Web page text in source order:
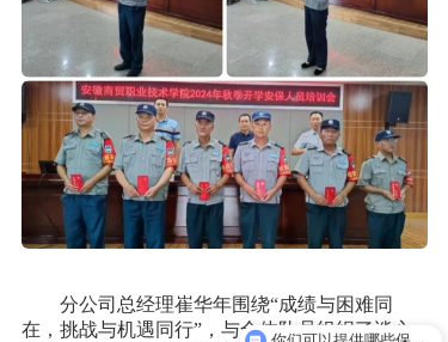
分公司总经理崔华年围绕“成绩与困难同
在，挑战与机遇同行”，与全体队员组织了谈心